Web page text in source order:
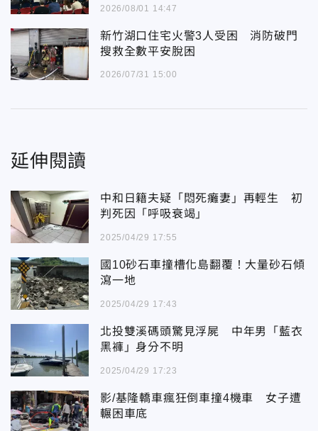
2026/08/01 14:47
新竹湖口住宅火警3人受困 消防破門
搜救全數平安脫困
2026/07/31 15:00
延伸閱讀
中和日籍夫疑「悶死癱妻」再輕生 初
判死因「呼吸衰竭」
2025/04/29 17:55
國10砂石車撞槽化島翻覆！大量砂石傾
瀉一地
2025/04/29 17:43
北投雙溪碼頭驚見浮屍 中年男「藍衣
黑褲」身分不明
2025/04/29 17:23
影/基隆轎車瘋狂倒車撞4機車 女子遭
輾困車底